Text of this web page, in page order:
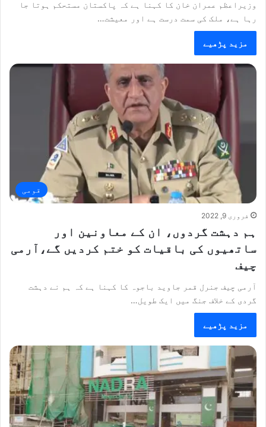
وزیراعظم عمران خان کا کہنا ہے کہ پاکستان مستحکم ہوتا جا
رہا ہے، ملک کی سمت درست ہے اور معیشت…
مزید پڑھیے
قومی
فروری 9, 2022
ہم دہشت گردوں، ان کے معاونین اور
ساتھیوں کی باقیات کو ختم کردیں گے،آرمی
چیف
آرمی چیف جنرل قمر جاوید باجوہ کا کہنا ہے کہ ہم نے دہشت
گردی کے خلاف جنگ میں ایک طویل…
مزید پڑھیے